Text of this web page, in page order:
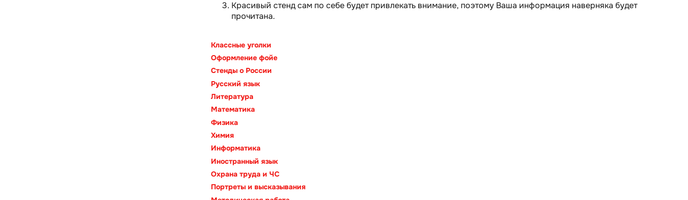
Красивый стенд сам по себе будет привлекать внимание, поэтому Ваша информация наверняка будет
прочитана.
Классные уголки
Оформление фойе
Стенды о России
Русский язык
Литература
Математика
Физика
Химия
Информатика
Иностранный язык
Охрана труда и ЧС
Портреты и высказывания